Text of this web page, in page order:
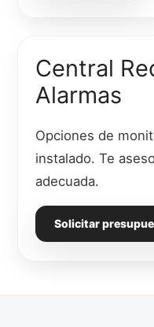
Central
Alarmas
Opciones de
instalado. Te
adecuada.
Solicitar